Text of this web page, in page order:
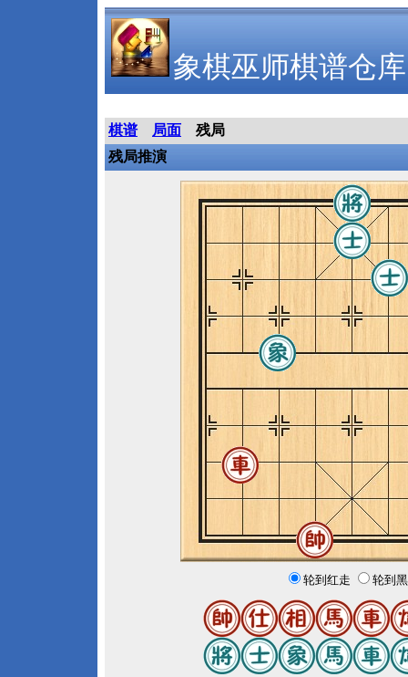
象棋巫师棋谱仓库
棋谱 局面
残局
残局推演
轮到红走 轮到